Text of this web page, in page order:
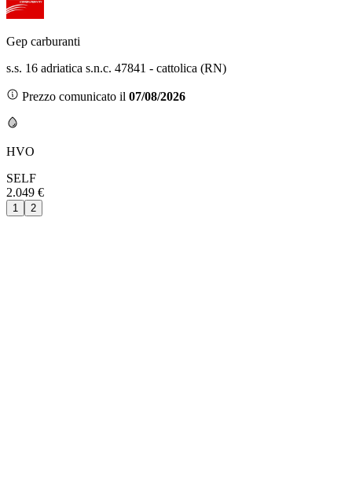
Gep carburanti
s.s. 16 adriatica s.n.c. 47841 - cattolica (RN)
Prezzo comunicato il 07/08/2026
HVO
SELF
2.049 €
1 2